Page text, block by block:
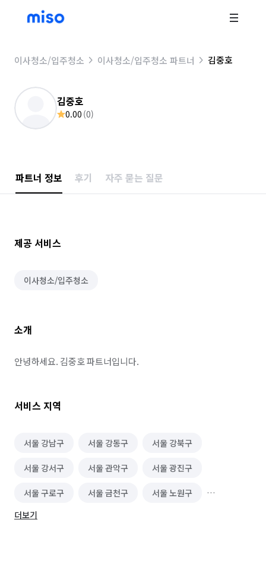
이사청소/입주청소 이사청소/입주청소 파트너 김중호
김중호
0.00 (0)
파트너 정보 후기 자주 묻는 질문
제공 서비스
이사청소/입주청소
소개
안녕하세요. 김중호 파트너입니다.
서비스 지역
서울 강남구 서울 강동구 서울 강북구
서울 강서구 서울 관악구 서울 광진구
서울 구로구 서울 금천구 서울 노원구
서울 도봉구
더보기